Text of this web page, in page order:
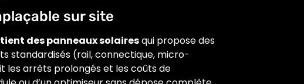
sur site
des panneaux solairesqui propose des
standardisés (rail, connectique, micro-
les arrêts prolongés et les coûts de